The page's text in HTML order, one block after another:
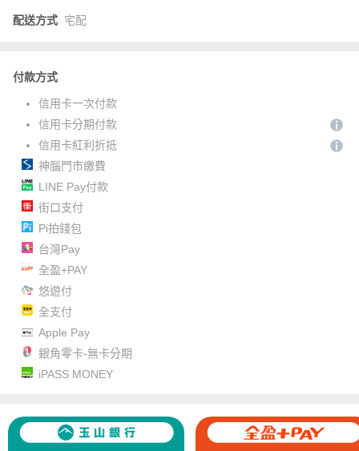
配送方式 宅配
付款方式
信用卡一次付款
信用卡分期付款
信用卡紅利折抵
神腦門市繳費
LINE Pay付款
街口支付
Pi拍錢包
台灣Pay
全盈+PAY
悠遊付
全支付
Apple Pay
銀角零卡-無卡分期
iPASS MONEY